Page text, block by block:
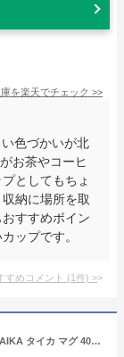
を楽天でチェック >>
色づかいが北
お茶やコーヒ
としてもちょ
納に場所を取
すすめポイン
ップです。
すめコメント (1件) >
【全品対象★50円引きCP】IITTALA イッタラ TAIKA タイカ マグ 400ml ホワイト 他全3色 マグカップ イッタラ コップ キッチン 用品 インテリア 食器 料理 食器洗い機 対応 陶磁器 ギフト プレゼント 0.4L 北欧 雑貨 フィンランド 【ラッピング対象外】